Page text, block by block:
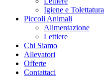
Igiene e Tolettatura
Piccoli Animali
Alimentazione
Lettiere
Chi Siamo
Allevatori
Offerte
Contattaci